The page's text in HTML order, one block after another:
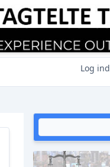
Log ind